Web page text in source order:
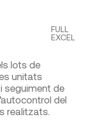
FULL
EXCEL
lots de
unitats
seguiment de
del
realitzats.